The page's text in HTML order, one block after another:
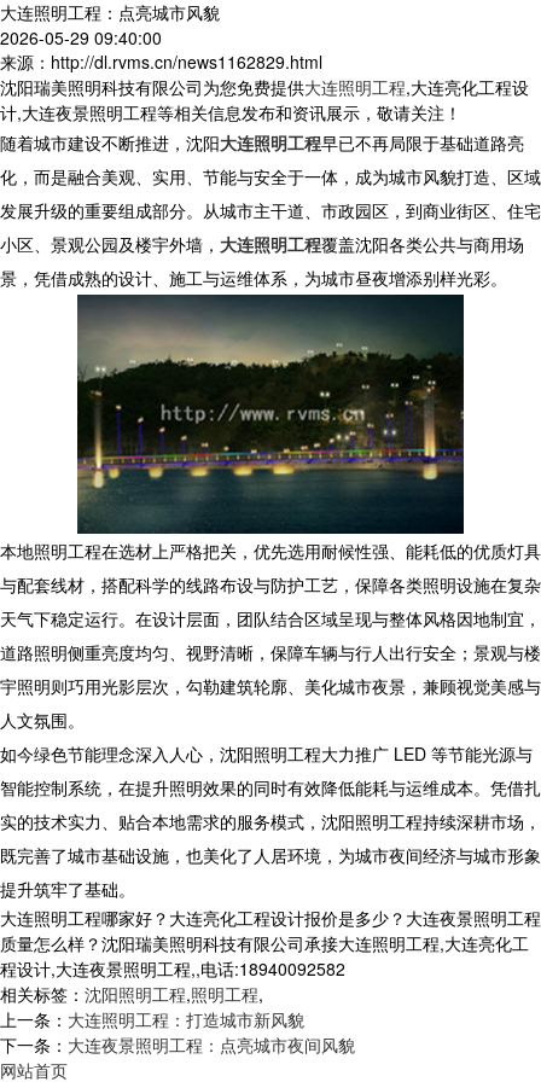
大连照明工程：点亮城市风貌
2026-05-29 09:40:00
来源：http://dl.rvms.cn/news1162829.html
沈阳瑞美照明科技有限公司为您免费提供大连照明工程,大连亮化工程设
计,大连夜景照明工程等相关信息发布和资讯展示，敬请关注！
随着城市建设不断推进，沈阳大连照明工程早已不再局限于基础道路亮
化，而是融合美观、实用、节能与安全于一体，成为城市风貌打造、区域
发展升级的重要组成部分。从城市主干道、市政园区，到商业街区、住宅
小区、景观公园及楼宇外墙， 大连照明工程覆盖沈阳各类公共与商用场
景，凭借成熟的设计、施工与运维体系，为城市昼夜增添别样光彩。
本地照明工程在选材上严格把关，优先选用耐候性强、能耗低的优质灯具
与配套线材，搭配科学的线路布设与防护工艺，保障各类照明设施在复杂
天气下稳定运行。在设计层面，团队结合区域呈现与整体风格因地制宜，
道路照明侧重亮度均匀、视野清晰，保障车辆与行人出行安全；景观与楼
宇照明则巧用光影层次，勾勒建筑轮廓、美化城市夜景，兼顾视觉美感与
人文氛围。
如今绿色节能理念深入人心，沈阳照明工程大力推广 LED 等节能光源与
智能控制系统，在提升照明效果的同时有效降低能耗与运维成本。凭借扎
实的技术实力、贴合本地需求的服务模式，沈阳照明工程持续深耕市场，
既完善了城市基础设施，也美化了人居环境，为城市夜间经济与城市形象
提升筑牢了基础。
大连照明工程哪家好？大连亮化工程设计报价是多少？大连夜景照明工程
质量怎么样？沈阳瑞美照明科技有限公司承接大连照明工程,大连亮化工
程设计,大连夜景照明工程,,电话:18940092582
相关标签： 沈阳照明工程,照明工程,
上一条： 大连照明工程：打造城市新风貌
下一条： 大连夜景照明工程：点亮城市夜间风貌
网站首页